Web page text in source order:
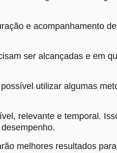
e acompanhamento
ser alcançadas e em
utilizar algumas
relevante e temporal.
melhores resultados